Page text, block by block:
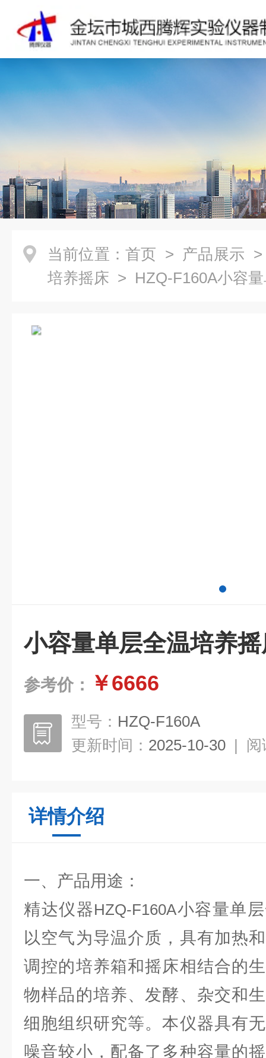
当前位置： 首页 > 产品展示
培养摇床 > HZQ-F160A小容
小容量单层全温培养
参考价： ￥6666
型号： HZQ-F160A
更新时间： 2025-10-30 | 阅
详情介绍
一、产品用途：
精达仪器HZQ-F160A小容量单
以空气为导温介质，具有加热
调控的培养箱和摇床相结合的
物样品的培养、发酵、杂交和
细胞组织研究等。本仪器具有
噪音较小，配备了多种容量的